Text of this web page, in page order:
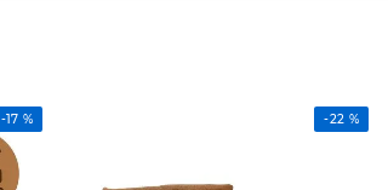
-17 % -22 %